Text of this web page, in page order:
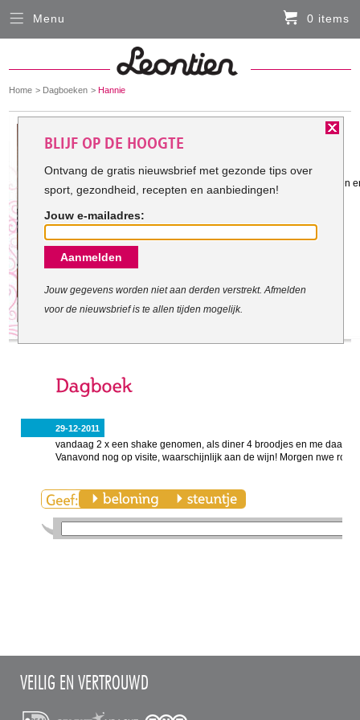
You
here:
Home Dagboeken Hannie
Gestart met mijn doel: 29-12-2011
slanker de dam tot dam kunnen lopen
29-12-2011
vandaag 2 x een shake genomen, als diner 4 broodjes en me
Vanavond nog op visite, waarschijnlijk aan de wijn! Morgen nwe
Menu 0 items
VEILIG EN VERTROUWD
Sluiten
HARDLOOPKLEDING
FIETSKLEDING
SERVICE
Inloggen
Contact- en adresgegevens
Levertijd, retourneren, ruilen
Algemene voorwaarden
BLIJF OP DE HOOGTE
Ontvang de gratis nieuwsbrief met gezonde tips over
sport, gezondheid, recepten en aanbiedingen!
Jouw e-mailadres:
Aanmelden
Jouw gegevens worden niet aan derden verstrekt. Afmelden
voor de nieuwsbrief is te allen tijden mogelijk.